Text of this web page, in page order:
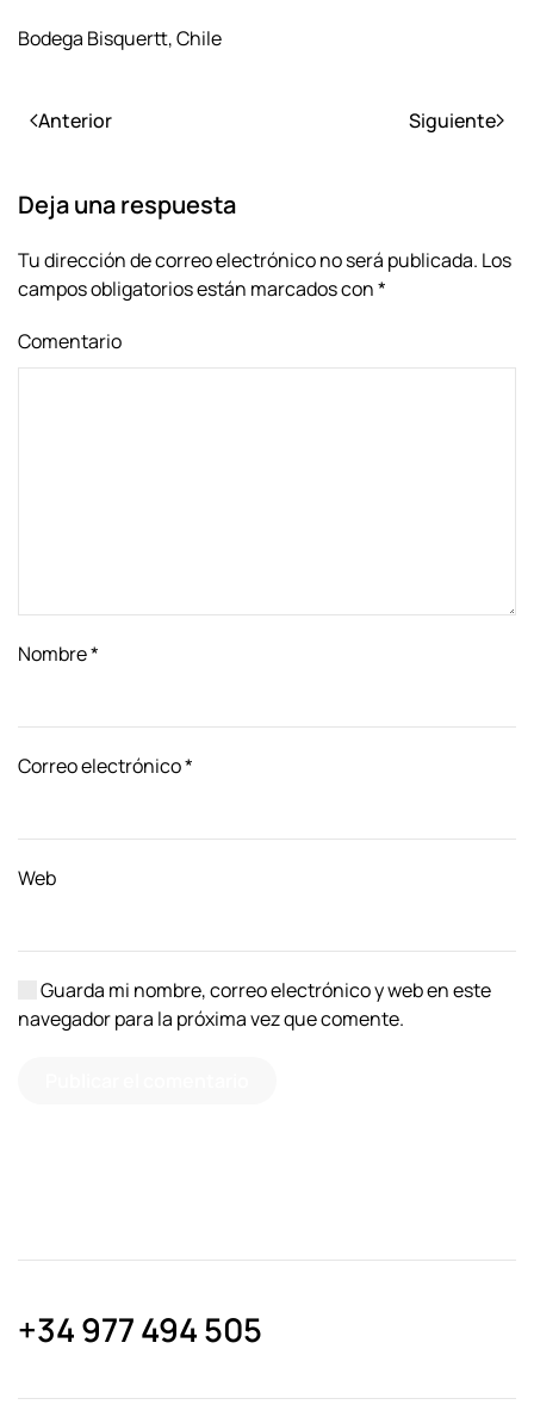
Bodega Bisquertt, Chile
Anterior Siguiente
Deja una respuesta
Tu dirección de correo electrónico no será publicada. Los
campos obligatorios están marcados con*
Comentario
Nombre*
Correo electrónico*
Web
Guarda mi nombre, correo electrónico y web en este
navegador para la próxima vez que comente.
+34 977 494 505